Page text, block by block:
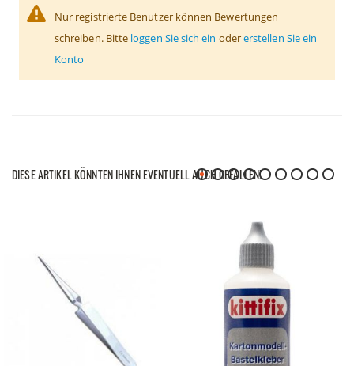
Nur registrierte Benutzer können Bewertungen
schreiben. Bitte loggen Sie sich ein odererstellen Sie ein
Konto
DIESE ARTIKEL KÖNNTEN IHNEN EVENTUELL AUCH GEFALLEN!